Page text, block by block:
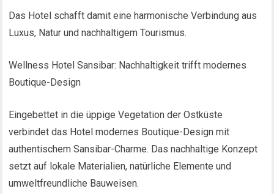
Das Hotel schafft damit eine harmonische Verbindung aus
Luxus, Natur und nachhaltigem Tourismus.
Wellness Hotel Sansibar: Nachhaltigkeit trifft modernes
Boutique-Design
Eingebettet in die üppige Vegetation der Ostküste
verbindet das Hotel modernes Boutique-Design mit
authentischem Sansibar-Charme. Das nachhaltige Konzept
setzt auf lokale Materialien, natürliche Elemente und
umweltfreundliche Bauweisen.